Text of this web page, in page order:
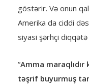
göstərir. Və onun
Amerika da ciddi
siyasi şərhçi diqqətə
“Amma
təşrif buyurmuş